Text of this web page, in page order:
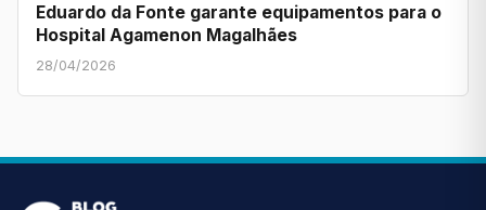
Eduardo da Fonte garante equipamentos para o
Hospital Agamenon Magalhães
28/04/2026